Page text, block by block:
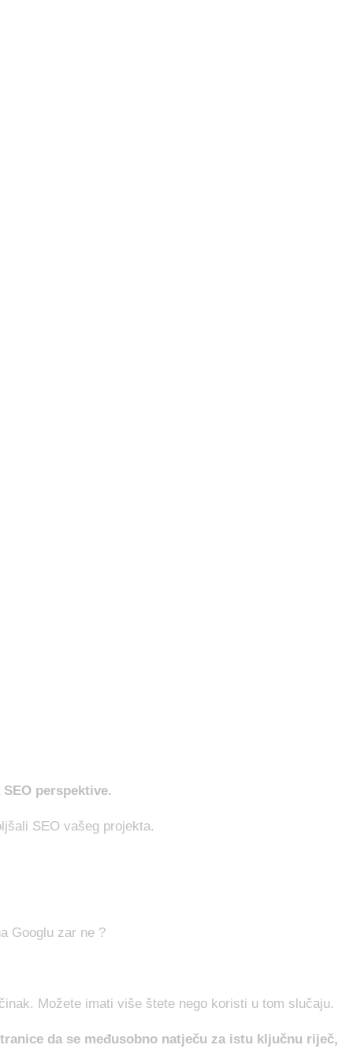
perspektive.
SEO vašeg projekta.
Googlu zar ne ?
Možete imati više štete nego koristi u tom slučaju.
da se međusobno natječu za istu ključnu riječ,